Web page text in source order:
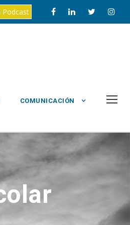
Podcast
COMUNICACIÓN